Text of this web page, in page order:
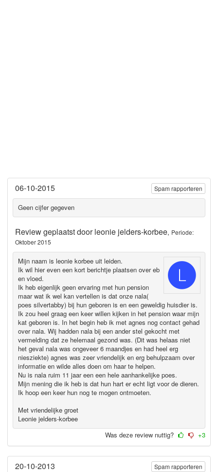
06-10-2015
Geen cijfer gegeven
Review geplaatst doorleonie jelders-korbee, Periode:
Oktober 2015
Mijn naam is leonie korbee uit leiden.
Ik wil hier even een kort berichtje plaatsen over eb
en vloed.
Ik heb eigenlijk geen ervaring met hun pension
maar wat ik wel kan vertellen is dat onze nala(
poes silvertabby) bij hun geboren is en een geweldig huisdier is.
Ik zou heel graag een keer willen kijken in het pension waar mijn
kat geboren is. In het begin heb ik met agnes nog contact gehad
over nala. Wij hadden nala bij een ander stel gekocht met
vermelding dat ze helemaal gezond was. (Dit was helaas niet
het geval nala was ongeveer 6 maandjes en had heel erg
niesziekte) agnes was zeer vriendelijk en erg behulpzaam over
informatie en wilde alles doen om haar te helpen.
Nu is nala ruim 11 jaar een een hele aanhankelijke poes.
Mijn mening die ik heb is dat hun hart er echt ligt voor de dieren.
Ik hoop een keer hun nog te mogen ontmoeten.
Met vriendelijke groet
Leonie jelders-korbee
Spam rapporteren
Was deze review nuttig? +3
20-10-2013 Spam rapporteren